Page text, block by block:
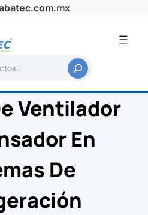
Ventilador
En
De